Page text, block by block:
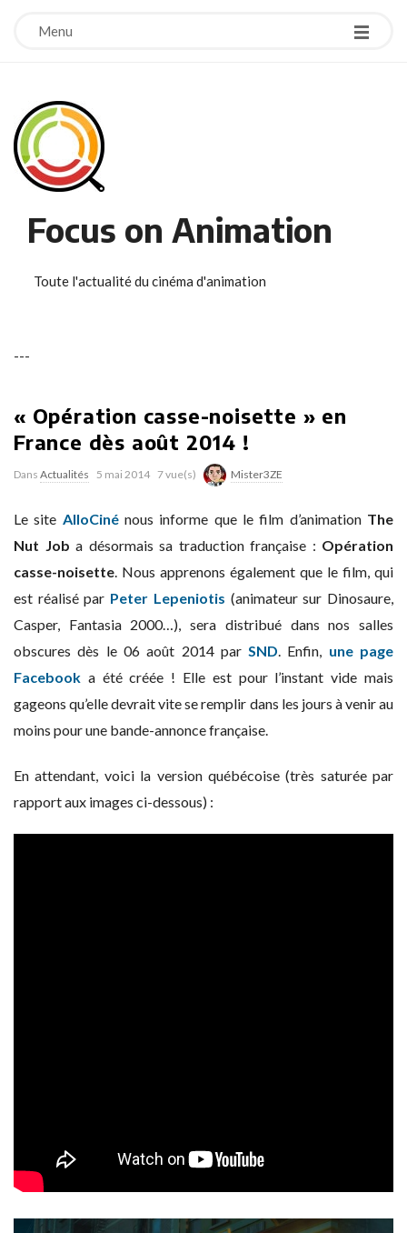
Menu
Focus on Animation
Toute l'actualité du cinéma d'animation
---
« Opération casse-noisette » en
France dès août 2014 !
Dans Actualités 5 mai 2014 7 vue(s) Mister3ZE
Le site AlloCinénous informe que le film d’animation The
Nut Job a désormais sa traduction française : Opération
casse-noisette. Nous apprenons également que le film, qui
est réalisé par Peter Lepeniotis (animateur sur Dinosaure,
Casper, Fantasia 2000…), sera distribué dans nos salles
obscures dès le 06 août 2014 parSND. Enfin, une page
Facebook a été créée ! Elle est pour l’instant vide mais
gageons qu’elle devrait vite se remplir dans les jours à venir au
moins pour une bande-annonce française.
En attendant, voici la version québécoise (très saturée par
rapport aux images ci-dessous) :